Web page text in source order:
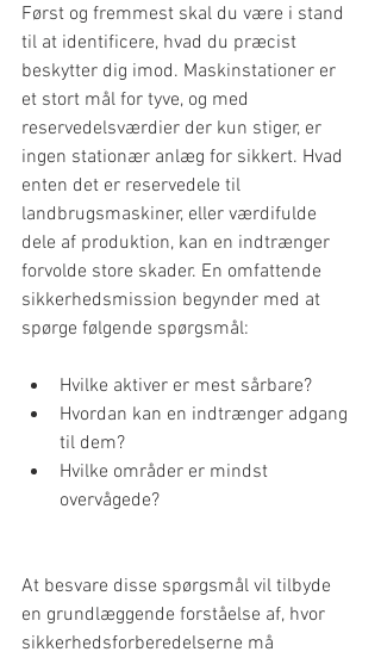
Først og fremmest skal du være i stand
til at identificere, hvad du præcist
beskytter dig imod. Maskinstationer er
et stort mål for tyve, og med
reservedelsværdier der kun stiger, er
ingen stationær anlæg for sikkert. Hvad
enten det er reservedele til
landbrugsmaskiner, eller værdifulde
dele af produktion, kan en indtrænger
forvolde store skader. En omfattende
sikkerhedsmission begynder med at
spørge følgende spørgsmål:
Hvilke aktiver er mest sårbare?
Hvordan kan en indtrænger adgang
til dem?
Hvilke områder er mindst
overvågede?
At besvare disse spørgsmål vil tilbyde
en grundlæggende forståelse af, hvor
sikkerhedsforberedelserne må